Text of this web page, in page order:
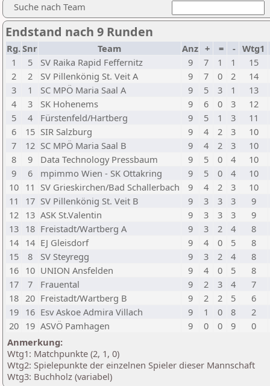
Suche nach Team
Endstand nach 9 Runden
Rg.Snr Team Anz + = - Wtg1
1
5 SV Raika Rapid Feffernitz 9 7 1 1
15
2
2 SV Pillenkönig St. Veit A 9 7 0 2
14
3
1 SC MPÖ Maria Saal A 9 5 3 1
13
4
3 SK Hohenems 9 6 0 3
12
5
4 Fürstenfeld/Hartberg 9 5 1 3
11
6
15 SIR Salzburg 9 4 2 3
10
7
12 SC MPÖ Maria Saal B 9 4 2 3
10
8
9 Data Technology Pressbaum 9 5 0 4
10
9
6 mpimmo Wien - SK Ottakring 9 5 0 4
10
10 11 SV Grieskirchen/Bad Schallerbach 9 4 2 3
10
11
17 SV Pillenkönig St. Veit B 9 3 3 3
9
12 13 ASK St.Valentin 9 3 3 3
9
13 18 Freistadt/Wartberg A 9 3 2 4
8
14 14 EJ Gleisdorf 9 4 0 5
8
15
8 SV Steyregg 9 3 2 4
8
16 10 UNION Ansfelden 9 4 0 5
8
17
7 Frauental 9 2 3 4
7
18 20 Freistadt/Wartberg B 9 2 2 5
6
19 16 Esv Askoe Admira Villach 9 1 0 8
2
20 19 ASVÖ Pamhagen 9 0 0 9
0
Anmerkung:
Wtg1: Matchpunkte (2, 1, 0)
Wtg2: Spielepunkte der einzelnen Spieler dieser Mannschaft
Wtg3: Buchholz (variabel)